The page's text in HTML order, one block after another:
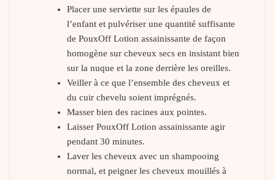
Placer une serviette sur les épaules de
l’enfant et pulvériser une quantité suffisante
de PouxOff Lotion assainissante de façon
homogène sur cheveux secs en insistant bien
sur la nuque et la zone derrière les oreilles.
Veiller à ce que l’ensemble des cheveux et
du cuir chevelu soient imprégnés.
Masser bien des racines aux pointes.
Laisser PouxOff Lotion assainissante agir
pendant 30 minutes.
Laver les cheveux avec un shampooing
normal, et peigner les cheveux mouillés à